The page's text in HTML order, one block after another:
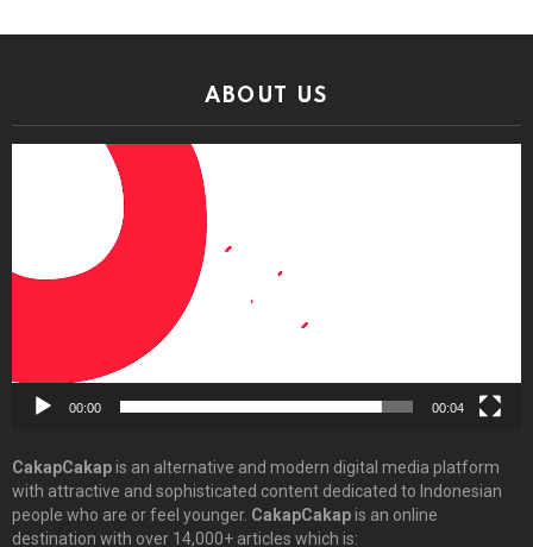
ABOUT US
00:00 00:04
CakapCakapis an alternative and modern digital media platform
with attractive and sophisticated content dedicated to Indonesian
people who are or feel younger. CakapCakapis an online
destination with over 14,000+ articles which is: